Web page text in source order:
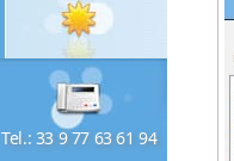
Tel.: 33 9 77 63 61 94